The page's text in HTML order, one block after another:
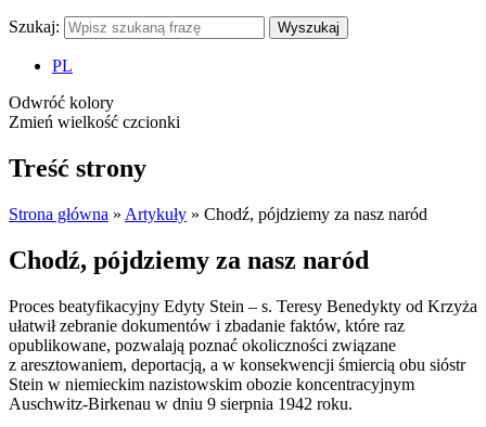
Szukaj: Wyszukaj
PL
Odwróć kolory
Zmień wielkość czcionki
Treść strony
Strona główna » Artykuły » Chodź, pójdziemy za nasz naród
Chodź, pójdziemy za nasz naród
Proces beatyfikacyjny Edyty Stein – s. Teresy Benedykty od Krzyża
ułatwił zebranie dokumentów i zbadanie faktów, które raz
opublikowane, pozwalają poznać okoliczności związane
z aresztowaniem, deportacją, a w konsekwencji śmiercią obu sióstr
Stein w niemieckim nazistowskim obozie koncentracyjnym
Auschwitz-Birkenau w dniu 9 sierpnia 1942 roku.